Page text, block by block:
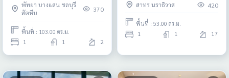
พัทยา บางแสน ชลบุรี
สัตหีบ
370
พื้นที่ : 103.00 ตร.ม.
1 1 2
สาทร นราธิวาส
420
พื้นที่ : 53.00 ตร.ม.
1 1 17